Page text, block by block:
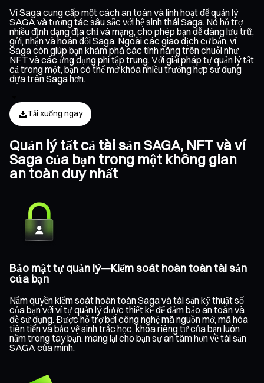
Ví Saga cung cấp một cách an toàn và linh hoạt để quản lý
SAGA và tương tác sâu sắc với hệ sinh thái Saga. Nó hỗ trợ
nhiều định dạng địa chỉ và mạng, cho phép bạn dễ dàng lưu trữ,
gửi, nhận và hoán đổi Saga. Ngoài các giao dịch cơ bản, ví
Saga còn giúp bạn khám phá các tính năng trên chuỗi như
NFT và các ứng dụng phi tập trung. Với giải pháp tự quản lý tất
cả trong một, bạn có thể mở khóa nhiều trường hợp sử dụng
dựa trên Saga hơn.
Tải xuống ngay
Quản lý tất cả tài sản SAGA, NFT và ví
Saga của bạn trong một không gian
an toàn duy nhất
Bảo mật tự quản lý—Kiểm soát hoàn toàn tài sản
của bạn
Nắm quyền kiểm soát hoàn toàn Saga và tài sản kỹ thuật số
của bạn với ví tự quản lý được thiết kế để đảm bảo an toàn và
dễ sử dụng. Được hỗ trợ bởi công nghệ mã nguồn mở, mã hóa
tiên tiến và bảo vệ sinh trắc học, khóa riêng tư của bạn luôn
nằm trong tay bạn, mang lại cho bạn sự an tâm hơn về tài sản
SAGA của mình.